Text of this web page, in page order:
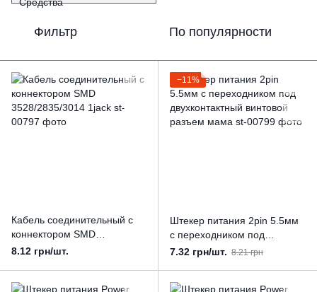
Фильтр По популярности
Кабель соединительный с
коннектором SMD
3528/2835/3014 1jack
8.12 грн/шт.
−11%
Штекер питания 2pin 5.5мм
c переходником под
двухконтактный винтовой
7.32 грн/шт. 8.21 грн